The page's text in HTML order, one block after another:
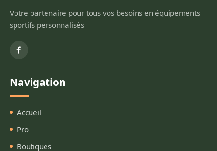
Votre partenaire pour tous vos besoins en équipements
sportifs personnalisés
Navigation
Accueil
Pro
Boutiques